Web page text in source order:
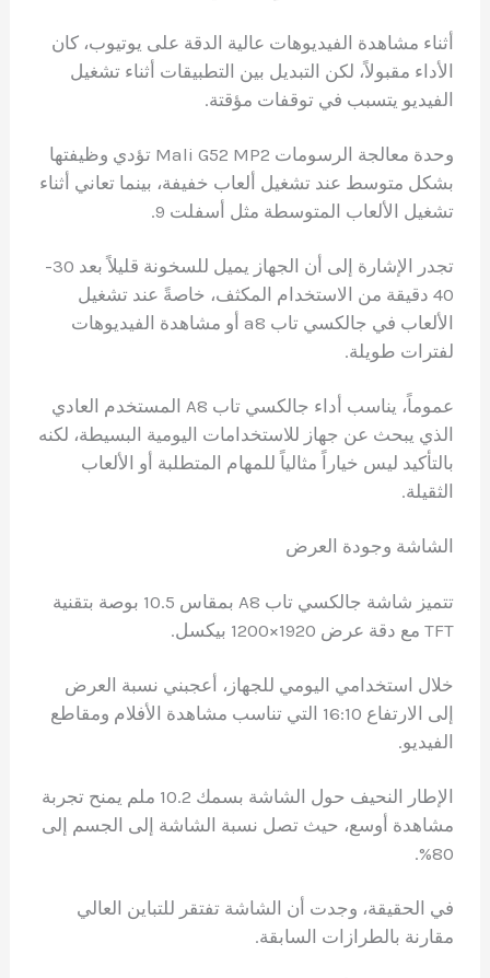
أثناء مشاهدة الفيديوهات عالية الدقة على يوتيوب، كان
الأداء مقبولاً، لكن التبديل بين التطبيقات أثناء تشغيل
الفيديو يتسبب في توقفات مؤقتة.
وحدة معالجة الرسومات Mali G52 MP2 تؤدي وظيفتها
بشكل متوسط عند تشغيل ألعاب خفيفة، بينما تعاني أثناء
تشغيل الألعاب المتوسطة مثل أسفلت 9.
تجدر الإشارة إلى أن الجهاز يميل للسخونة قليلاً بعد 30-
40 دقيقة من الاستخدام المكثف، خاصةً عند تشغيل
الألعاب في جالكسي تاب a8 أو مشاهدة الفيديوهات
لفترات طويلة.
عموماً، يناسب أداء جالكسي تاب A8 المستخدم العادي
الذي يبحث عن جهاز للاستخدامات اليومية البسيطة، لكنه
بالتأكيد ليس خياراً مثالياً للمهام المتطلبة أو الألعاب
الثقيلة.
الشاشة وجودة العرض
تتميز شاشة جالكسي تاب A8 بمقاس 10.5 بوصة بتقنية
TFT مع دقة عرض 1920×1200 بيكسل.
خلال استخدامي اليومي للجهاز، أعجبني نسبة العرض
إلى الارتفاع 16:10 التي تناسب مشاهدة الأفلام ومقاطع
الفيديو.
الإطار النحيف حول الشاشة بسمك 10.2 ملم يمنح تجربة
مشاهدة أوسع، حيث تصل نسبة الشاشة إلى الجسم إلى
80%.
في الحقيقة، وجدت أن الشاشة تفتقر للتباين العالي
مقارنة بالطرازات السابقة.